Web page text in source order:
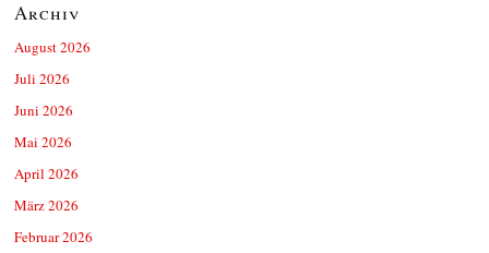
Archiv
August 2026
Juli 2026
Juni 2026
Mai 2026
April 2026
März 2026
Februar 2026